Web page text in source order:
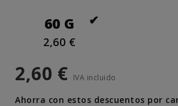
60 G
2,60 €
2,60 € IVA incluido
Ahorra con estos descuentos por